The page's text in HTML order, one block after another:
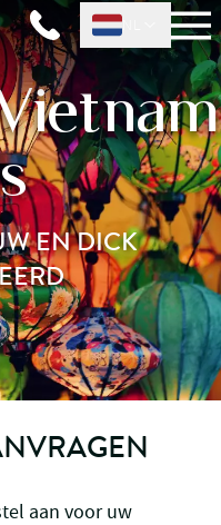
EN DICK
aan voor uw